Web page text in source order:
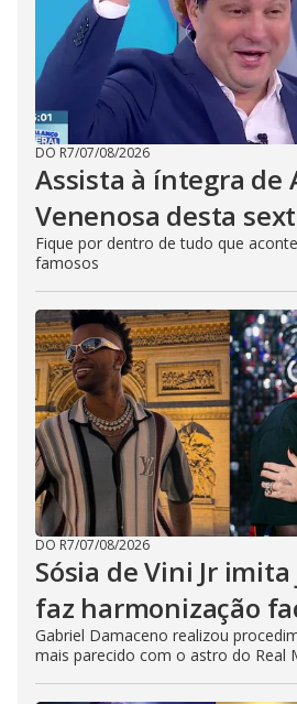
DO R7/07/08/2026
Assista à íntegra de
Venenosa desta
Fique por dentro de tudo que
famosos
DO R7/07/08/2026
Sósia de Vini Jr
faz harmonização
Gabriel Damaceno realizou
mais parecido com o astro do Real